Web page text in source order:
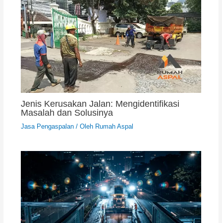
Jenis Kerusakan Jalan: Mengidentifikasi
Masalah dan Solusinya
Jasa Pengaspalan/ Oleh Rumah Aspal